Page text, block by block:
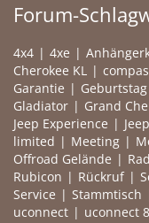
Forum-
4x4 4xe
Cherokee KL
Garantie
Geburtstag
Gladiator
Grand
Jeep Experience
limited
Meeting
Offroad Gelände
Rubicon
Rückruf
Service
Stammtisch
uconnect
uconnect